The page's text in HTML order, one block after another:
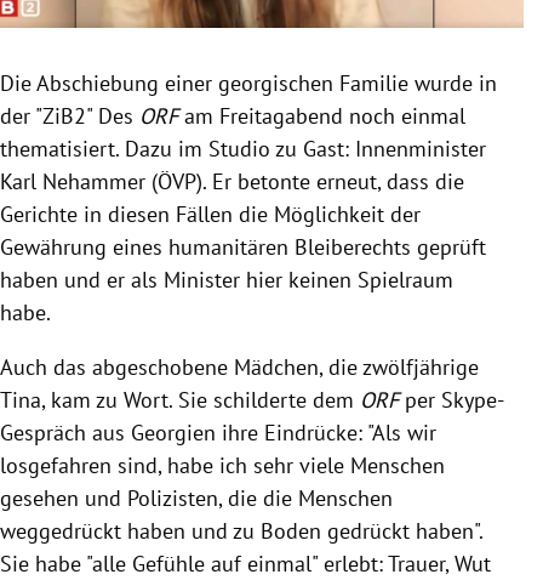
Die Abschiebung einer georgischen Familie wurde in
der "ZiB2" Des ORFam Freitagabend noch einmal
thematisiert. Dazu im Studio zu Gast: Innenminister
Karl Nehammer (ÖVP). Er betonte erneut, dass die
Gerichte in diesen Fällen die Möglichkeit der
Gewährung eines humanitären Bleiberechts geprüft
haben und er als Minister hier keinen Spielraum
habe.
Auch das abgeschobene Mädchen,die zwölfjährige
Tina, kam zu Wort. Sie schilderte dem ORFper Skype-
Gespräch aus Georgien ihre Eindrücke: "Als wir
losgefahren sind, habe ich sehr viele Menschen
gesehen und Polizisten, die die Menschen
weggedrückt haben und zu Boden gedrückt haben".
Sie habe "alle Gefühle auf einmal" erlebt:Trauer, Wut